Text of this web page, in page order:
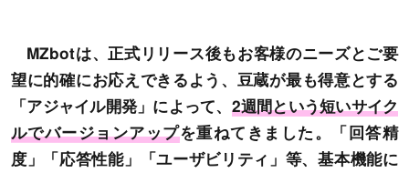
MZbotは、正式リリース後もお客様のニーズとご要
望に的確にお応えできるよう、 豆蔵が最も得意とする
「アジャイル開発」によって、 2週間という短いサイク
ルでバージョンアップを重ねてきました。 「回答精
度」「応答性能」「ユーザビリティ」等、基本機能に